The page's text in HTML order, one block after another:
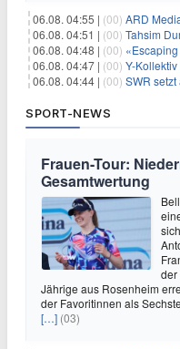
06.08. 04:55 | (00) ARD
06.08. 04:51 | (00) Tahsim
06.08. 04:48 | (00) «Escaping
06.08. 04:47 | (00) Y-Kollektiv
06.08. 04:44 | (00) SWR setzt
SPORT-NEWS
Frauen-Tour:
Gesamtwertung
der
Jährige aus Rosenheim
der Favoritinnen als
[…] (03)